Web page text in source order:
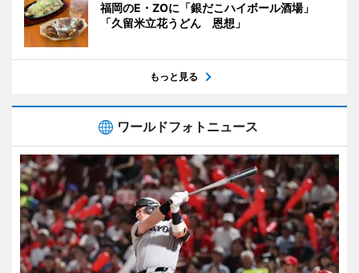
福岡のE・ZOに「銀だこハイボール酒場」
「久留米立花うどん 恩想」
もっと見る
ワールドフォトニュース